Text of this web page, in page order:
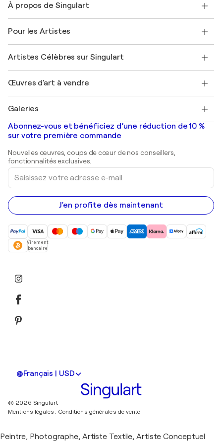
Expédition
Offrir une carte cadeau
Rejoignez notre programme commercial
Mon compte
+33 1 76 44 06 42
À propos de Singulart
FAQ
Magazine Singulart
Emplois
Découvrez une sélection d'art original
Pour les Artistes
Se connecter en tant qu'Artiste
Artistes Célèbres sur Singulart
Marc Chagall
Banksy
Mr. Brainwash
Shepard Fairey
Œuvres d'art à vendre
Tableaux abstraits à vendre
Peintures de paysage
Estampes
Peintures acryliques
Galeries
Galeries d'art en France
Galeries d'art en Belgique
Abonnez-vous et bénéficiez d’une réduction de 10 %
sur votre première commande
Nouvelles œuvres, coups de cœur de nos conseillers,
fonctionnalités exclusives.
Saisissez
votre
adresse
e-
mail
J'en profite dès maintenant
Virement
bancaire
Français | USD
© 2026 Singulart
Mentions légales. Conditions générales de vente
Peintre, Photographe, Artiste Textile, Artiste Conceptuel